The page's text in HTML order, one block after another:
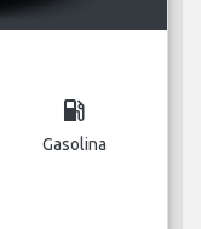
local_gas_station
Gasolina